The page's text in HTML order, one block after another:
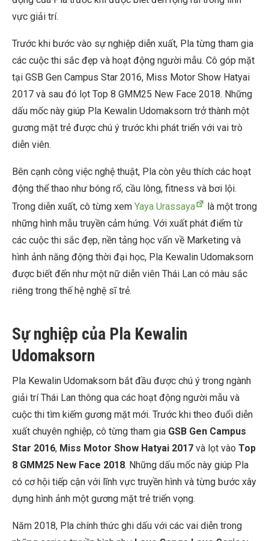
vực giải trí.
Trước khi bước vào sự nghiệp diễn xuất, Pla từng tham gia
các cuộc thi sắc đẹp và hoạt động người mẫu. Cô góp mặt
tại GSB Gen Campus Star 2016, Miss Motor Show Hatyai
2017 và sau đó lọt Top 8 GMM25 New Face 2018. Những
dấu mốc này giúp Pla Kewalin Udomaksorn trở thành một
gương mặt trẻ được chú ý trước khi phát triển với vai trò
diễn viên.
Bên cạnh công việc nghệ thuật, Pla còn yêu thích các hoạt
động thể thao như bóng rổ, cầu lông, fitness và bơi lội.
Trong diễn xuất, cô từng xem Yaya Urassaya
là một trong
những hình mẫu truyền cảm hứng. Với xuất phát điểm từ
các cuộc thi sắc đẹp, nền tảng học vấn về Marketing và
hình ảnh năng động thời đại học, Pla Kewalin Udomaksorn
được biết đến như một nữ diễn viên Thái Lan có màu sắc
riêng trong thế hệ nghệ sĩ trẻ.
Sự nghiệp của Pla Kewalin
Udomaksorn
Pla Kewalin Udomaksorn bắt đầu được chú ý trong ngành
giải trí Thái Lan thông qua các hoạt động người mẫu và
cuộc thi tìm kiếm gương mặt mới. Trước khi theo đuổi diễn
xuất chuyên nghiệp, cô từng tham gia GSB Gen Campus
Star 2016, Miss Motor Show Hatyai 2017 và lọt vào Top
8 GMM25 New Face 2018. Những dấu mốc này giúp Pla
có cơ hội tiếp cận với lĩnh vực truyền hình và từng bước xây
dựng hình ảnh một gương mặt trẻ triển vọng.
Năm 2018, Pla chính thức ghi dấu với các vai diễn trong